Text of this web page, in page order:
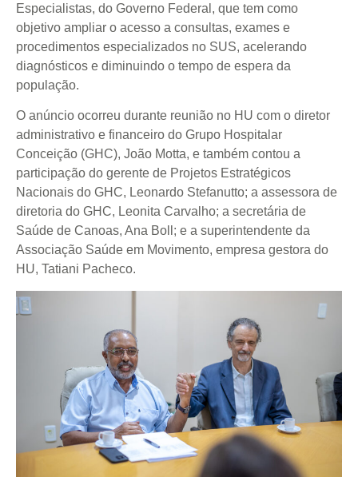
Especialistas, do Governo Federal, que tem como
objetivo ampliar o acesso a consultas, exames e
procedimentos especializados no SUS, acelerando
diagnósticos e diminuindo o tempo de espera da
população.
O anúncio ocorreu durante reunião no HU com o diretor
administrativo e financeiro do Grupo Hospitalar
Conceição (GHC), João Motta, e também contou a
participação do gerente de Projetos Estratégicos
Nacionais do GHC, Leonardo Stefanutto; a assessora de
diretoria do GHC, Leonita Carvalho; a secretária de
Saúde de Canoas, Ana Boll; e a superintendente da
Associação Saúde em Movimento, empresa gestora do
HU, Tatiani Pacheco.